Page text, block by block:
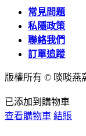
常見問題
私隱政策
聯絡我們
訂單追蹤
版權所有 © 啖啖燕
已添加到購物車
查看購物車 結賬